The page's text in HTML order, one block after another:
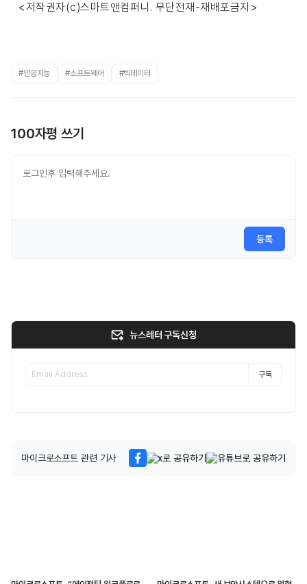
<저작권자(c)스마트앤컴퍼니. 무단전재-재배포금지>
#인공지능 #소프트웨어 #빅데이터
100자평 쓰기
등록
뉴스레터 구독신청
구독
마이크로소프트 관련 기사